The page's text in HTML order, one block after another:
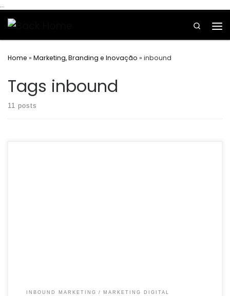
...
Search
Home » Marketing, Branding e Inovação » inbound
Tags inbound
11 posts
INBOUND MARKETING MARKETING DIGITAL